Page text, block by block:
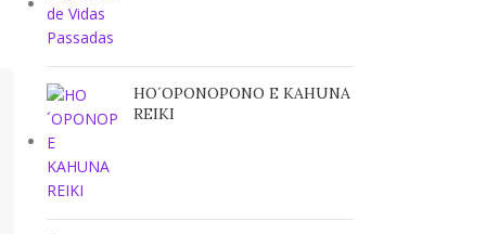
HO´OPONOPONO E KAHUNA
REIKI